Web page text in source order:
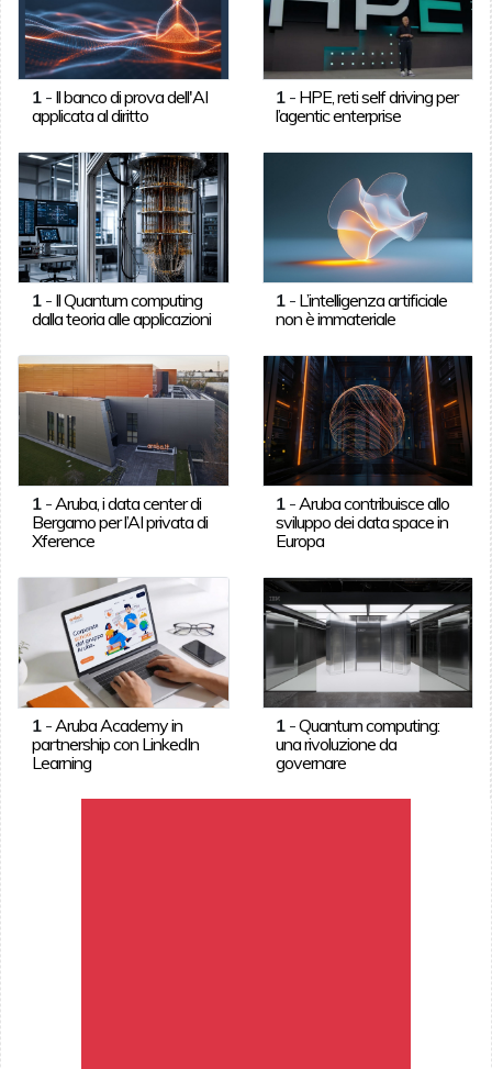
1- Il banco di prova dell'AI
applicata al diritto
1 - HPE, reti self driving per
l’agentic enterprise
1- Il Quantum computing
dalla teoria alle applicazioni
1 - L’intelligenza artificiale
non è immateriale
1- Aruba, i data center di
Bergamo per l’AI privata di
Xference
1 - Aruba contribuisce allo
sviluppo dei data space in
Europa
1- Aruba Academy in
partnership con LinkedIn
Learning
1 -Quantum computing:
una rivoluzione da
governare